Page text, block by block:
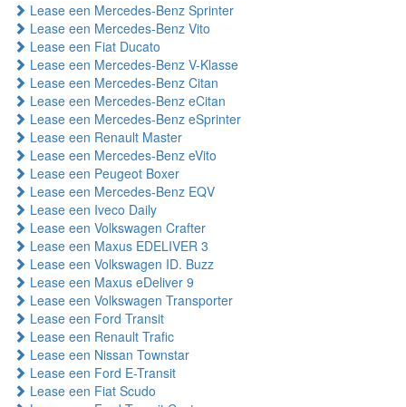
Lease een Mercedes-Benz Sprinter
Lease een Mercedes-Benz Vito
Lease een Fiat Ducato
Lease een Mercedes-Benz V-Klasse
Lease een Mercedes-Benz Citan
Lease een Mercedes-Benz eCitan
Lease een Mercedes-Benz eSprinter
Lease een Renault Master
Lease een Mercedes-Benz eVito
Lease een Peugeot Boxer
Lease een Mercedes-Benz EQV
Lease een Iveco Daily
Lease een Volkswagen Crafter
Lease een Maxus EDELIVER 3
Lease een Volkswagen ID. Buzz
Lease een Maxus eDeliver 9
Lease een Volkswagen Transporter
Lease een Ford Transit
Lease een Renault Trafic
Lease een Nissan Townstar
Lease een Ford E-Transit
Lease een Fiat Scudo